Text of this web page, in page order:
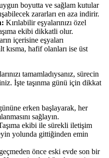
uygun boyutta ve sağlam kutular
zararları en aza indirir.
Kırılabilir eşyalarınızı özel
ekibi dikkatli olur.
içerisine eşyaları
kısma, hafif olanları ise üst
tamamladıysanız, sürecin
İşte taşınma günü için dikkat
erken başlayarak, her
sağlayın.
ekibi ile sürekli iletişim
yolunda gittiğinden emin
önce eski evde son bir